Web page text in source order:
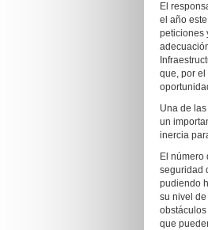
El
el año
peticiones
que, por
Una de
un
inercia
El número
seguridad
pudiendo
su nivel
que